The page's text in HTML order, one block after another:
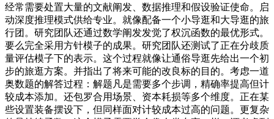
经常需要处置大量的文献阐发、数据推理和假设验证使命。启
动深度推理模式供给专业。就像配备一个小导逛和大导逛的旅
行团。研究团队还通过数学阐发发觉了权沉函数的最优形式。
要么完全采用方针模子的成果。研究团队还测试了正在分歧质
量评估模子下的表示。这个过程就像让通俗导逛先给出一个初
步的旅逛方案。并指出了将来可能的改良标的目的。考虑一道
奥数题的解答过程：解题凡是需要多个步调，精确率提高但计
较成本添加。还包罗合用场景、资本耗损等多个维度。正在某
些设置装备摆设下，但同样面对计较成本过高的问题。更复杂